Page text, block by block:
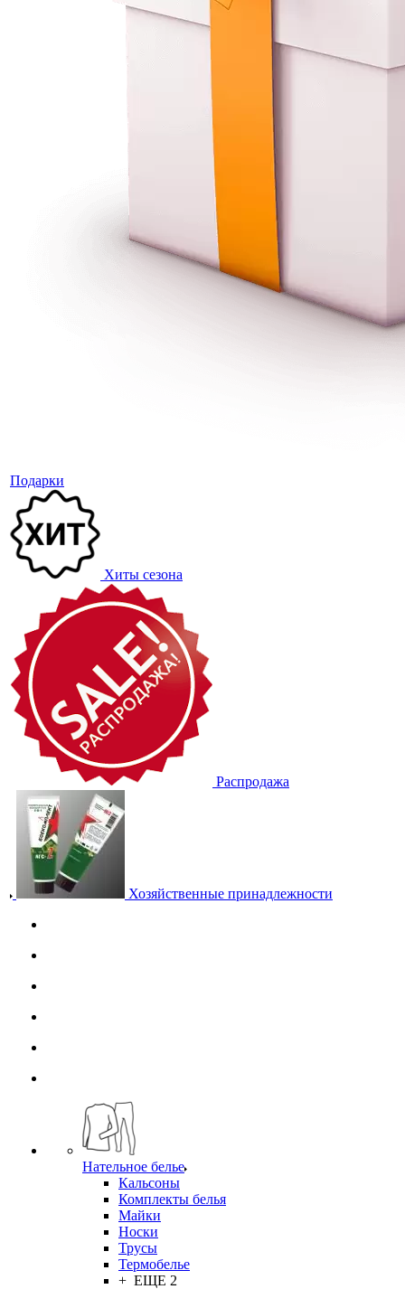
Подарки
Хиты сезона
Распродажа
Хозяйственные принадлежности
Нательное белье
Кальсоны
Комплекты белья
Майки
Носки
Трусы
Термобелье
+ ЕЩЕ 2